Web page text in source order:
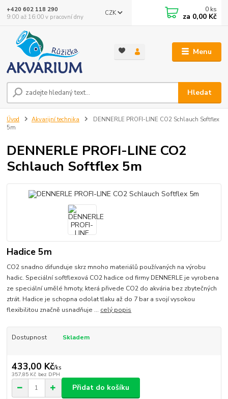
Menu
CZK
Hledat
+420 602 118 290
9:00 až 16:00 v pracovní dny
0 ks
za 0,00 Kč
Úvod Akvarijní technika
DENNERLE PROFI-LINE CO2 Schlauch Softflex
5m
DENNERLE PROFI-LINE CO2
Schlauch Softflex 5m
Hadice 5m
CO2 snadno difunduje skrz mnoho materiálů používaných na výrobu
hadic. Speciální softflexová CO2 hadice od firmy DENNERLE je vyrobena
ze speciální umělé hmoty, která přivede CO2 do akvária bez zbytečných
ztrát. Hadice je schopna odolat tlaku až do 7 bar a svojí vysokou
flexibilitou značně usnadňuje ... celý popis
Dostupnost Skladem
433,00 Kč/ks
357,85 Kč bez DPH
Přidat do košíku